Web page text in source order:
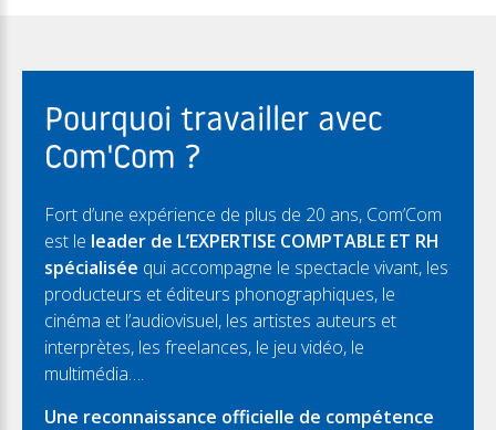
Pourquoi travailler avec
Com'Com ?
Fort d’une expérience de plus de 20 ans, Com’Com
est le leader de L’EXPERTISE COMPTABLE ET RH
spécialisée qui accompagne le spectacle vivant, les
producteurs et éditeurs phonographiques, le
cinéma et l’audiovisuel, les artistes auteurs et
interprètes, les freelances, le jeu vidéo, le
multimédia….
Une reconnaissance officielle de compétence